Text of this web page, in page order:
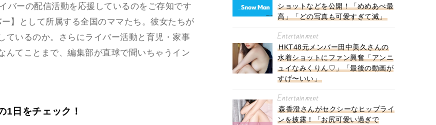
バーの配信活動を応援しているのをご存知です
】として所属する全国のママたち。彼女たちが
ているのか。さらにライバー活動と育児・家事
んてことまで、編集部が直球で聞いちゃうイン
1日をチェック！
ショットなどを公開！「めめあべ最
高」「どの写真も可愛すぎて滅」
Entertainment
HKT48元メンバー田中美久さんの
水着ショットにファン興奮「アンニ
ュイなみくりん♡」「最後の動画が
すげ〜いい」
Entertainment
森香澄さんがセクシーなヒップライ
ンを披露！「お尻可愛い過ぎで